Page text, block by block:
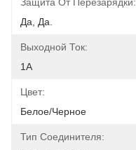
Да, Да.
Выходной Ток:
1А
Цвет:
Белое/черное
Тип Соединителя: